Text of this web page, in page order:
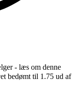
- læs om denne
bedømt til 1.75 ud af